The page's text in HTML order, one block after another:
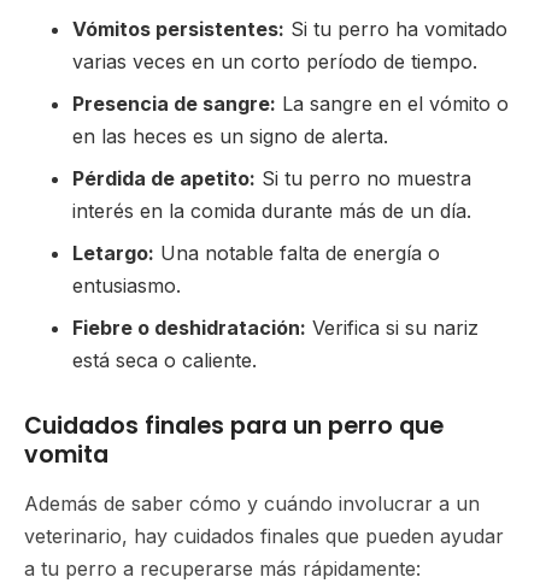
Vómitos persistentes: Si tu perro ha vomitado
varias veces en un corto período de tiempo.
Presencia de sangre: La sangre en el vómito o
en las heces es un signo de alerta.
Pérdida de apetito: Si tu perro no muestra
interés en la comida durante más de un día.
Letargo: Una notable falta de energía o
entusiasmo.
Fiebre o deshidratación: Verifica si su nariz
está seca o caliente.
Cuidados finales para un perro que
vomita
Además de saber cómo y cuándo involucrar a un
veterinario, hay cuidados finales que pueden ayudar
a tu perro a recuperarse más rápidamente: